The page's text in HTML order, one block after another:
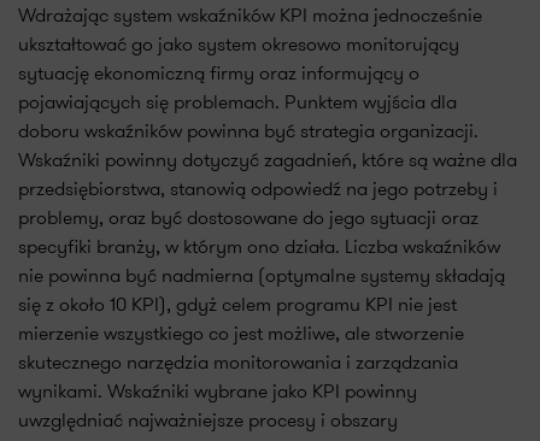
Wdrażając system wskaźników KPI można jednocześnie
ukształtować go jako system okresowo monitorujący
sytuację ekonomiczną firmy oraz informujący o
pojawiających się problemach. Punktem wyjścia dla
doboru wskaźników powinna być strategia organizacji.
Wskaźniki powinny dotyczyć zagadnień, które są ważne dla
przedsiębiorstwa, stanowią odpowiedź na jego potrzeby i
problemy, oraz być dostosowane do jego sytuacji oraz
specyfiki branży, w którym ono działa. Liczba wskaźników
nie powinna być nadmierna (optymalne systemy składają
się z około 10 KPI), gdyż celem programu KPI nie jest
mierzenie wszystkiego co jest możliwe, ale stworzenie
skutecznego narzędzia monitorowania i zarządzania
wynikami. Wskaźniki wybrane jako KPI powinny
uwzględniać najważniejsze procesy i obszary